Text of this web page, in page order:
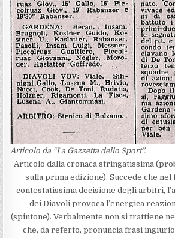
Articolo da “La Gazzetta dello Sport”.
Articolo dalla cronaca stringatissima
sulla prima edizione). Succede che
contestatissima decisione degli arbitri,
dei Diavoli provoca l’energica
(spintone). Verbalmente non si trattiene
che, da referto, pronuncia frasi